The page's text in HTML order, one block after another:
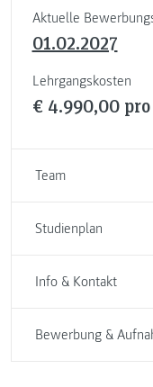
Aktuelle
01.02.2027
Lehrgangskosten
€ 4.990,00 pro
Team
Studienplan
Info & Kontakt
Bewerbung &